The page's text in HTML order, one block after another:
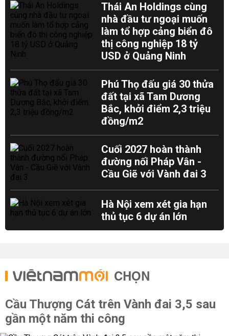
Thái An Holdings cùng
nhà đầu tư ngoại muốn
làm tổ hợp cảng biển đô
thị công nghiệp 18 tỷ
USD ở Quảng Ninh
Phú Thọ đấu giá 30 thửa
đất tại xã Tam Dương
Bắc, khởi điểm 2,3 triệu
đồng/m2
Cuối 2027 hoàn thành
đường nối Pháp Vân -
Cầu Giẽ với Vành đai 3
Hà Nội xem xét gia hạn
thủ tục 6 dự án lớn
CHỌN
Cầu Thượng Cát trên Vành đai 3,5 sau
gần một năm thi công